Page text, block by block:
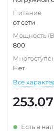
Питание
от сети
Мощность
800
Нет
Все
253.07
Есть в